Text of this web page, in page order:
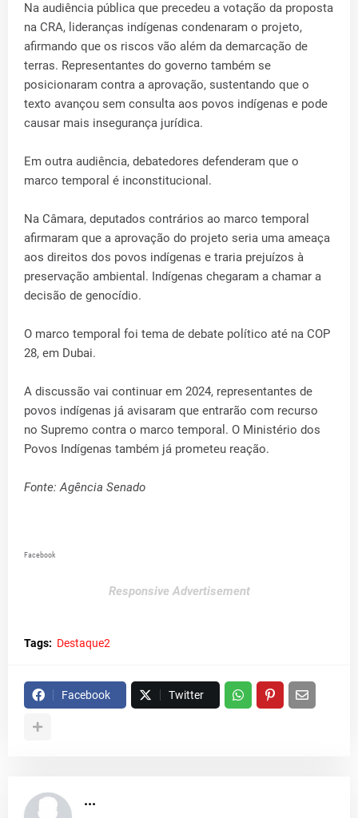
Na audiência pública que precedeu a votação da proposta
na CRA, lideranças indígenas condenaram o projeto,
afirmando que os riscos vão além da demarcação de
terras. Representantes do governo também se
posicionaram contra a aprovação, sustentando que o
texto avançou sem consulta aos povos indígenas e pode
causar mais insegurança jurídica.
Em outra audiência, debatedores defenderam que o
marco temporal é inconstitucional.
Na Câmara, deputados contrários ao marco temporal
afirmaram que a aprovação do projeto seria uma ameaça
aos direitos dos povos indígenas e traria prejuízos à
preservação ambiental. Indígenas chegaram a chamar a
decisão de genocídio.
O marco temporal foi tema de debate político até na COP
28, em Dubai.
A discussão vai continuar em 2024, representantes de
povos indígenas já avisaram que entrarão com recurso
no Supremo contra o marco temporal. O Ministério dos
Povos Indígenas também já prometeu reação.
Fonte: Agência Senado
Facebook
Responsive Advertisement
Tags: Destaque2
Facebook Twitter
...